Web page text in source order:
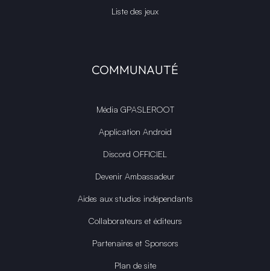
Liste des jeux
COMMUNAUTÉ
Média GPASLEROOT
Application Android
Discord OFFICIEL
Devenir Ambassadeur
Aides aux studios indépendants
Collaborateurs et éditeurs
Partenaires et Sponsors
Plan de site